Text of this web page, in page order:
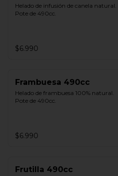
Helado de infusión de canela natural.
Pote de 490cc.
$6.990
Frambuesa 490cc
Helado de frambuesa 100% natural.
Pote de 490cc.
$6.990
Frutilla 490cc